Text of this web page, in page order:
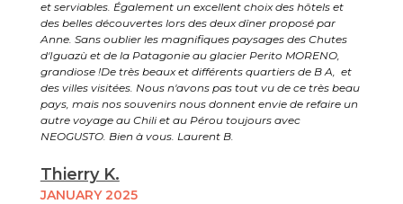
et serviables. Également un excellent choix des hôtels et
des belles découvertes lors des deux dîner proposé par
Anne. Sans oublier les magnifiques paysages des Chutes
d'Iguazù et de la Patagonie au glacier Perito MORENO,
grandiose !De très beaux et différents quartiers de B A, et
des villes visitées. Nous n'avons pas tout vu de ce très beau
pays, mais nos souvenirs nous donnent envie de refaire un
autre voyage au Chili et au Pérou toujours avec
NEOGUSTO. Bien à vous. Laurent B.
Thierry K.
JANUARY 2025